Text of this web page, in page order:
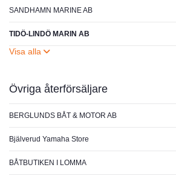
SANDHAMN MARINE AB
TIDÖ-LINDÖ MARIN AB
Övriga återförsäljare
BERGLUNDS BÅT & MOTOR AB
Bjälverud Yamaha Store
BÅTBUTIKEN I LOMMA